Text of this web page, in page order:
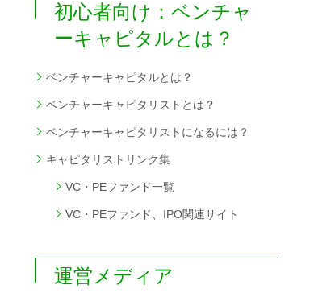
初心者向け：ベンチャ
ーキャピタルとは？
ベンチャーキャピタルとは？
ベンチャーキャピタリストとは？
ベンチャーキャピタリストになるには？
キャピタリストリンク集
VC・PEファンド一覧
VC・PEファンド、IPO関連サイト
運営メディア